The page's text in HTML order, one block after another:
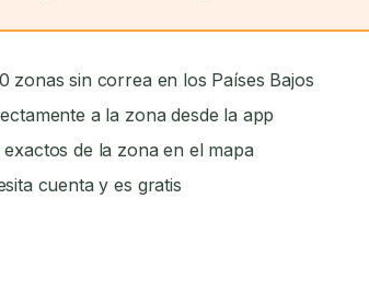
zonas sin correa en los Países Bajos
a la zona desde la app
de la zona en el mapa
cuenta y es gratis